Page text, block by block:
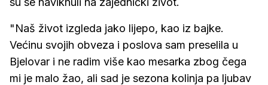
"Naš život izgleda jako lijepo, kao iz bajke.
Većinu svojih obveza i poslova sam preselila u
Bjelovar i ne radim više kao mesarka zbog čega
mi je malo žao, ali sad je sezona kolinja pa ljubav